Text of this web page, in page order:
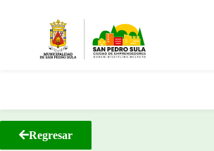
Regresar